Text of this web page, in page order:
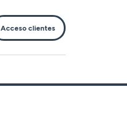
Acceso clientes